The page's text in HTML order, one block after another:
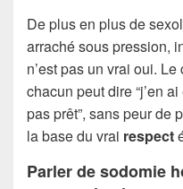
De plus en plus de
arraché sous pression,
n’est pas un vrai oui.
chacun peut dire “j’en
pas prêt”, sans peur de
la base du vrai respect
Parler de sodomie